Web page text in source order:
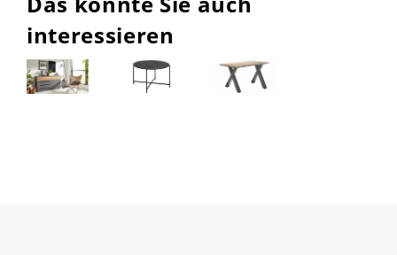
interessieren